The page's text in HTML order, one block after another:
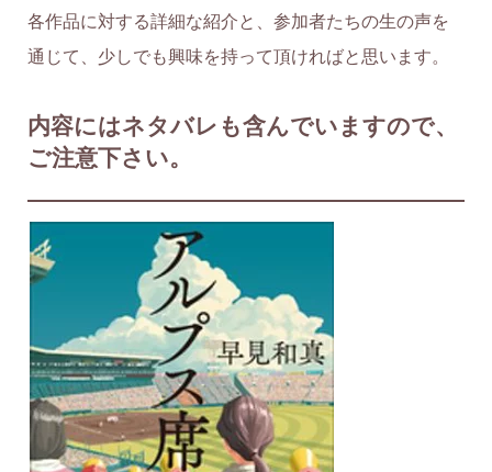
各作品に対する詳細な紹介と、参加者たちの生の声を
通じて、少しでも興味を持って頂ければと思います。
内容にはネタバレも含んでいますので、
ご注意下さい。